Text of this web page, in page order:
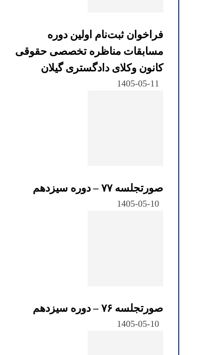
فراخوان ثبت‌نام اولین دوره
مسابقات مناظره تخصصی حقوقی
کانون وکلای دادگستری گیلان
1405-05-11
صورتجلسه ۷۷ – دوره سیزدهم
1405-05-10
صورتجلسه ۷۶ – دوره سیزدهم
1405-05-10